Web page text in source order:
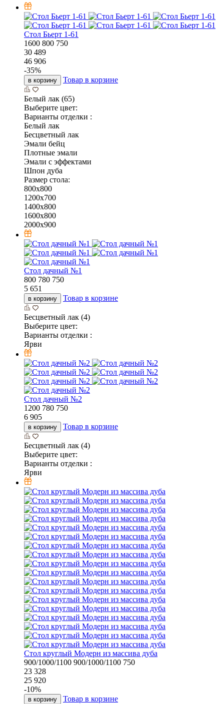
Стол Бьерт 1-61
1600 800 750
30 489
46 906
-35%
в корзину Товар в корзине
Белый лак (65)
Выберите цвет:
Варианты отделки :
Белый лак
Бесцветный лак
Эмали бейц
Плотные эмали
Эмали с эффектами
Шпон дуба
Размер стола:
800х800
1200х700
1400х800
1600х800
2000х900
Стол дачный №1
800 780 750
5 651
в корзину Товар в корзине
Бесцветный лак (4)
Выберите цвет:
Варианты отделки :
Ярви
Стол дачный №2
1200 780 750
6 905
в корзину Товар в корзине
Бесцветный лак (4)
Выберите цвет:
Варианты отделки :
Ярви
Стол круглый Модерн из массива дуба
900/1000/1100 900/1000/1100 750
23 328
25 920
-10%
в корзину Товар в корзине